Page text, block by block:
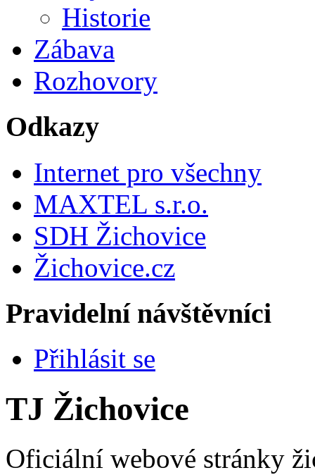
Historie
Zábava
Rozhovory
Odkazy
Internet pro všechny
MAXTEL s.r.o.
SDH Žichovice
Žichovice.cz
Pravidelní návštěvníci
Přihlásit se
TJ Žichovice
Oficiální webové stránky